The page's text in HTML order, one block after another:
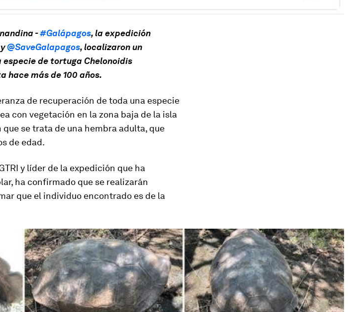
-#Galápagos, la expedición
y@SaveGalapagos, localizaron un
de tortuga Chelonoidis
hace más de 100 años.
de recuperación de toda una especie
con vegetación en la zona baja de la isla
se trata de una hembra adulta, que
de edad.
y líder de la expedición que ha
ha confirmado que se realizarán
que el individuo encontrado es de la